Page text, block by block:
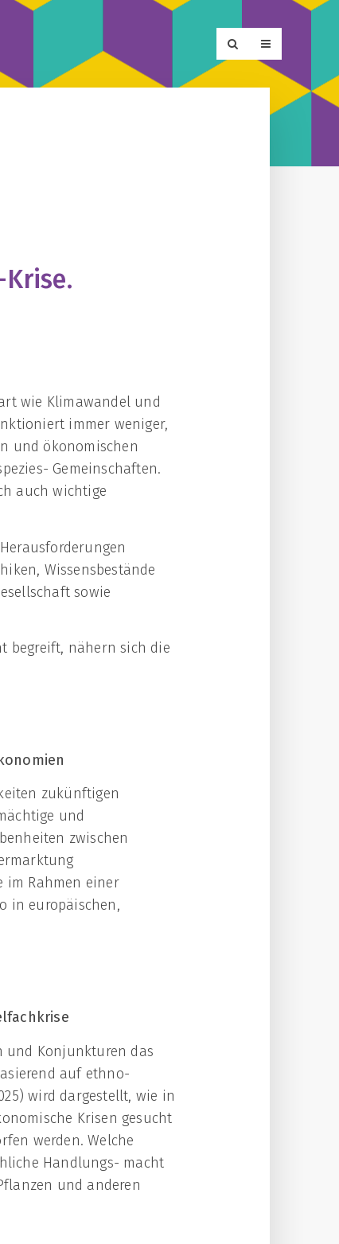
wie Klimawandel und
immer weniger,
und ökonomischen
Gemeinschaften.
auch wichtige
Wissensbestände
sowie
begreift, nähern sich die
zukünftigen
und
zwischen
im Rahmen einer
in europäischen,
und Konjunkturen das
auf ethno-
wird dargestellt, wie in
Krisen gesucht
werden. Welche
Handlungs- macht
und anderen